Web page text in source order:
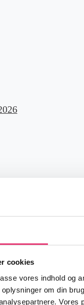
cookies
vores indhold og
om din
det